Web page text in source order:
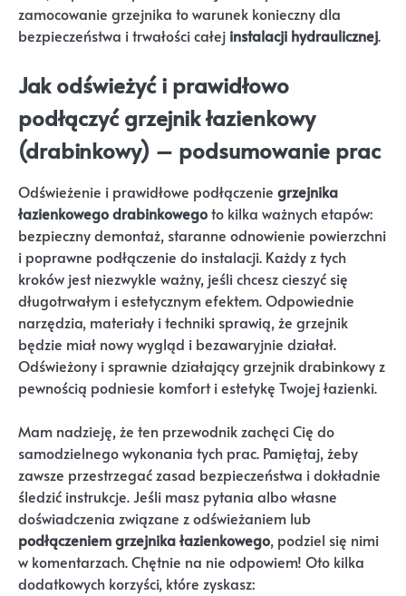
zamocowanie grzejnika to warunek konieczny dla
bezpieczeństwa i trwałości całej instalacji hydraulicznej.
Jak odświeżyć i prawidłowo
podłączyć grzejnik łazienkowy
(drabinkowy) – podsumowanie prac
Odświeżenie i prawidłowe podłączenie grzejnika
łazienkowego drabinkowegoto kilka ważnych etapów:
bezpieczny demontaż, staranne odnowienie powierzchni
i poprawne podłączenie do instalacji. Każdy z tych
kroków jest niezwykle ważny, jeśli chcesz cieszyć się
długotrwałym i estetycznym efektem. Odpowiednie
narzędzia, materiały i techniki sprawią, że grzejnik
będzie miał nowy wygląd i bezawaryjnie działał.
Odświeżony i sprawnie działający grzejnik drabinkowy z
pewnością podniesie komfort i estetykę Twojej łazienki.
Mam nadzieję, że ten przewodnik zachęci Cię do
samodzielnego wykonania tych prac. Pamiętaj, żeby
zawsze przestrzegać zasad bezpieczeństwa i dokładnie
śledzić instrukcje. Jeśli masz pytania albo własne
doświadczenia związane z odświeżaniem lub
podłączeniem grzejnika łazienkowego, podziel się nimi
w komentarzach. Chętnie na nie odpowiem! Oto kilka
dodatkowych korzyści, które zyskasz: